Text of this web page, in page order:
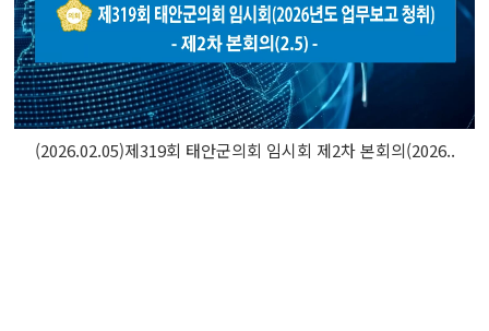
(2026.02.05)제319회 태안군의회 임시회 제2차 본회의(2026..